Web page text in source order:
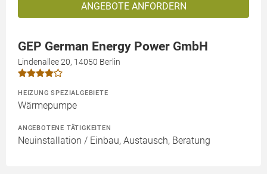
ANGEBOTE ANFORDERN
GEP German Energy Power GmbH
Lindenallee 20, 14050 Berlin
HEIZUNG SPEZIALGEBIETE
Wärmepumpe
ANGEBOTENE TÄTIGKEITEN
Neuinstallation / Einbau, Austausch, Beratung